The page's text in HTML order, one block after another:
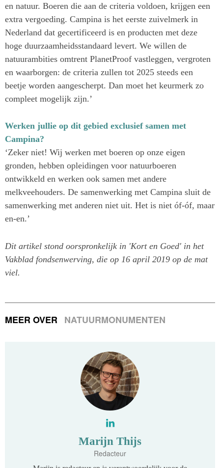
en natuur. Boeren die aan de criteria voldoen, krijgen een
extra vergoeding. Campina is het eerste zuivelmerk in
Nederland dat gecertificeerd is en producten met deze
hoge duurzaamheidsstandaard levert. We willen de
natuurambities omtrent PlanetProof vastleggen, vergroten
en waarborgen: de criteria zullen tot 2025 steeds een
beetje worden aangescherpt. Dan moet het keurmerk zo
compleet mogelijk zijn.’
Werken jullie op dit gebied exclusief samen met
Campina?
‘Zeker niet! Wij werken met boeren op onze eigen
gronden, hebben opleidingen voor natuurboeren
ontwikkeld en werken ook samen met andere
melkveehouders. De samenwerking met Campina sluit de
samenwerking met anderen niet uit. Het is niet óf-óf, maar
en-en.’
Dit artikel stond oorspronkelijk in 'Kort en Goed' in het
Vakblad fondsenwerving, die op 16 april 2019 op de mat
viel.
MEER OVER NATUURMONUMENTEN
Marijn Thijs
Redacteur